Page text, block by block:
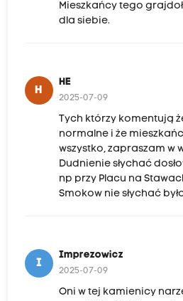
Mieszkańcy tego
dla siebie.
H
HE
2025-07-09
Tych którzy komentują
normalne i że
wszystko, zapraszam w
Dudnienie słychać
np przy Placu na
Smokow nie słychać
I
Imprezowicz
2025-07-09
Oni w tej kamienicy